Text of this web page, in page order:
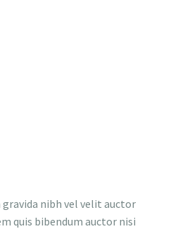
nibh vel velit auctor
quis bibendum auctor nisi